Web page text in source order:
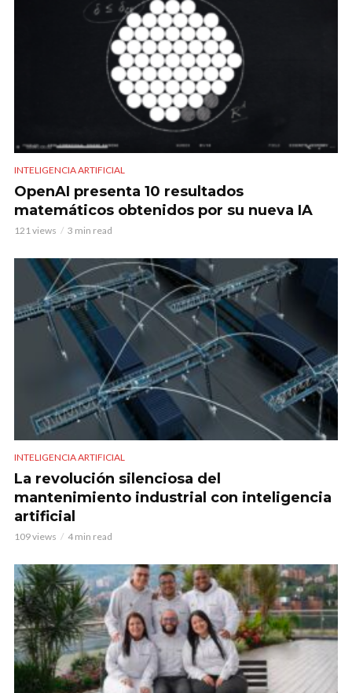
INTELIGENCIA ARTIFICIAL
OpenAI presenta 10 resultados
matemáticos obtenidos por su nueva IA
121 views 3 min read
INTELIGENCIA ARTIFICIAL
La revolución silenciosa del
mantenimiento industrial con inteligencia
artificial
109 views 4 min read